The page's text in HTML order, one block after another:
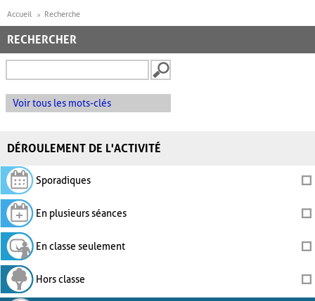
Accueil Recherche
RECHERCHER
Voir tous les mots-clés
DÉROULEMENT DE L'ACTIVITÉ
Sporadiques
En plusieurs séances
En classe seulement
Hors classe